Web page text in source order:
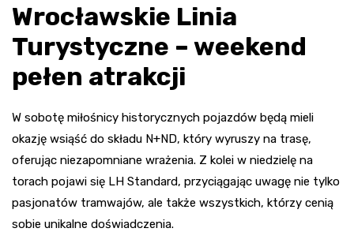
Wrocławskie Linia
Turystyczne – weekend
pełen atrakcji
W sobotę miłośnicy historycznych pojazdów będą mieli
okazję wsiąść do składu N+ND, który wyruszy na trasę,
oferując niezapomniane wrażenia. Z kolei w niedzielę na
torach pojawi się LH Standard, przyciągając uwagę nie tylko
pasjonatów tramwajów, ale także wszystkich, którzy cenią
sobie unikalne doświadczenia.